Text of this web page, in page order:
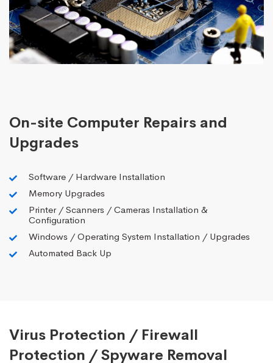
On-site Computer Repairs and
Upgrades
Software / Hardware Installation
Memory Upgrades
Printer / Scanners / Cameras Installation &
Configuration
Windows / Operating System Installation / Upgrades
Automated Back Up
Virus Protection / Firewall
Protection / Spyware Removal